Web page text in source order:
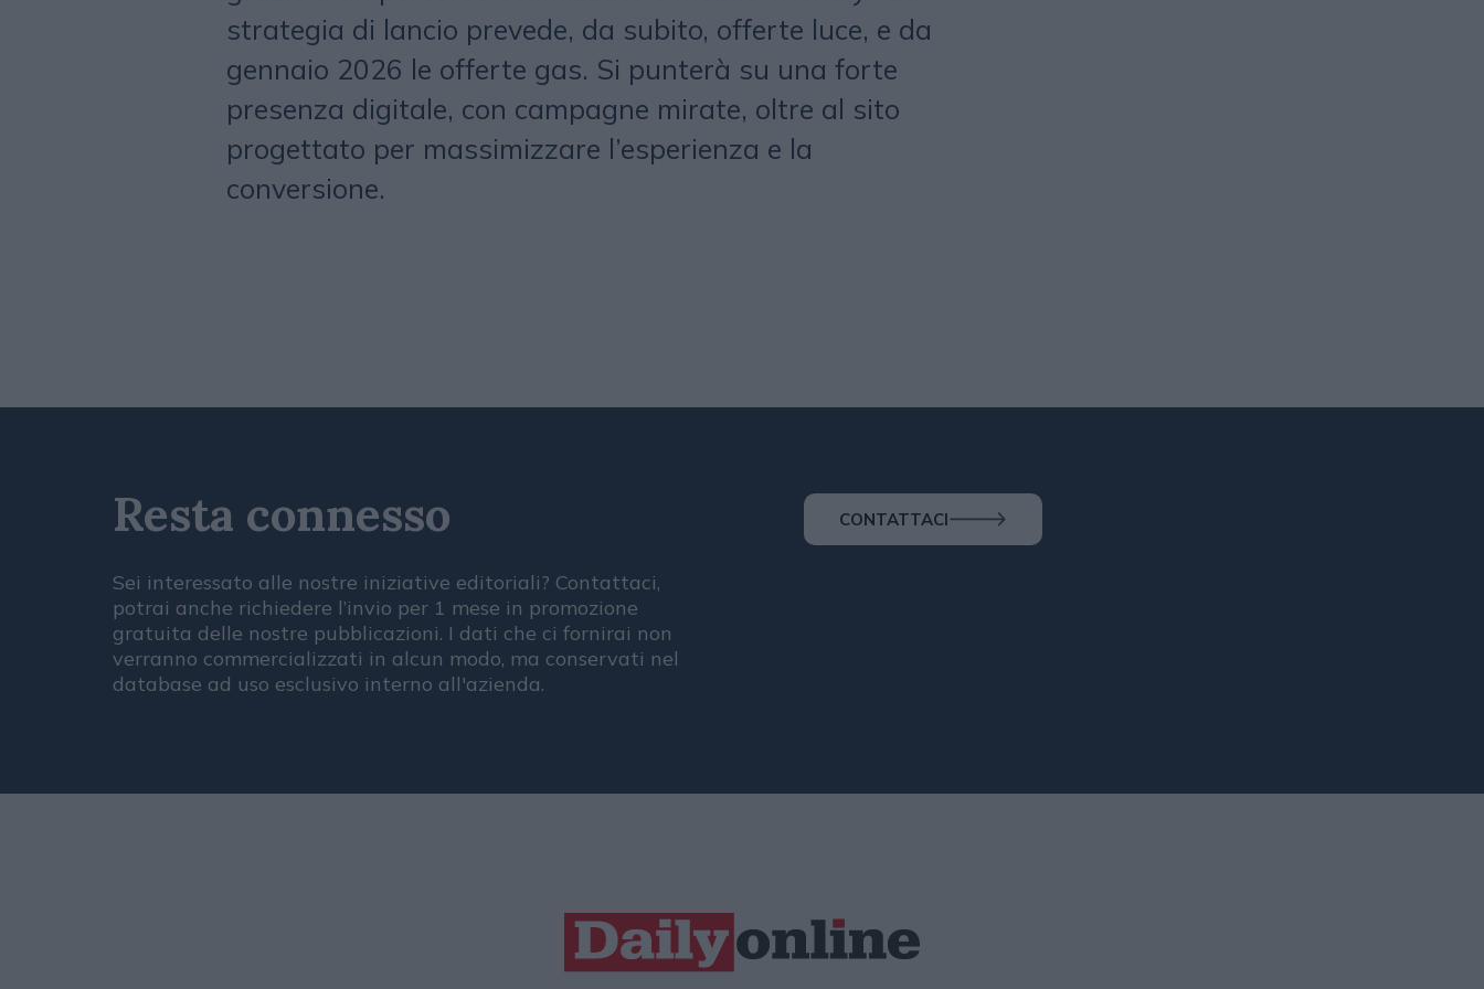
strategia di lancio prevede, da subito, offerte luce, e da
gennaio 2026 le offerte gas. Si punterà su una forte
presenza digitale, con campagne mirate, oltre al sito
progettato per massimizzare l’esperienza e la
conversione.
Resta connesso
Sei interessato alle nostre iniziative editoriali? Contattaci,
potrai anche richiedere l’invio per 1 mese in promozione
gratuita delle nostre pubblicazioni. I dati che ci fornirai non
verranno commercializzati in alcun modo, ma conservati nel
database ad uso esclusivo interno all'azienda.
CONTATTACI